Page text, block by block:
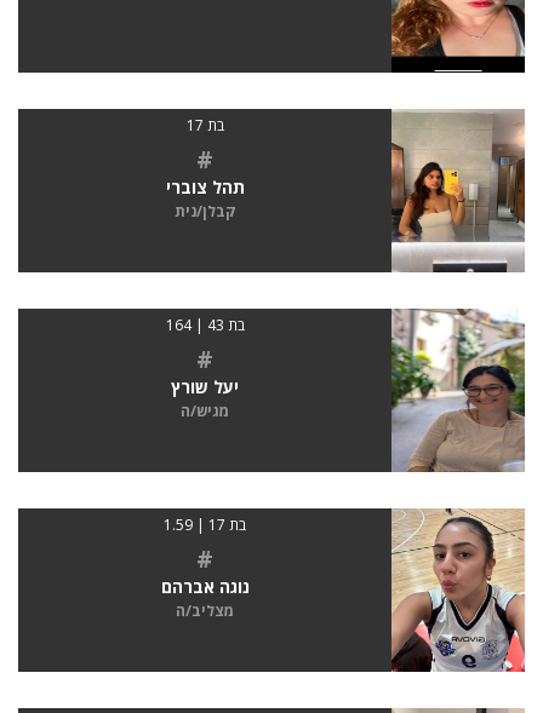
בת 17
#
תהל צוברי
קבלן/נית
בת 43 | 164
#
יעל שורץ
מגיש/ה
בת 17 | 1.59
#
נוגה אברהם
מצליב/ה